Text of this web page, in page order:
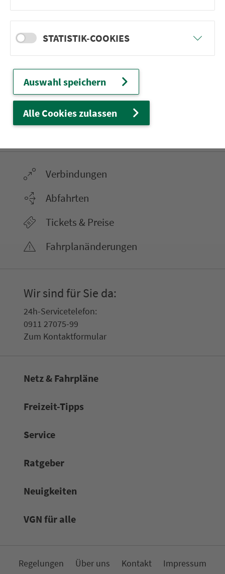
weiter
Ver­kehrs­ver­bund Groß­raum
Nürn­berg
22.000 Qua­drat­ki­lo­me­ter. 130 Ver­kehrs­un­
Ver­bin­dungen
Abfahrten
Tickets & Preise
Fahr­plan­ände­rungen
Wir sind für Sie da:
24h-Ser­vice­te­le­fon:
0911 27075-99
Zum Kon­taktformular
Netz & Fahrpläne
Frei­zeit-Tipps
Service
Rat­ge­ber
Neuigkeiten
VGN für alle
Re­ge­lungen Über uns Kon­takt Impressum
STATISTIK-COOKIES
Auswahl speichern
Alle Cookies zulassen